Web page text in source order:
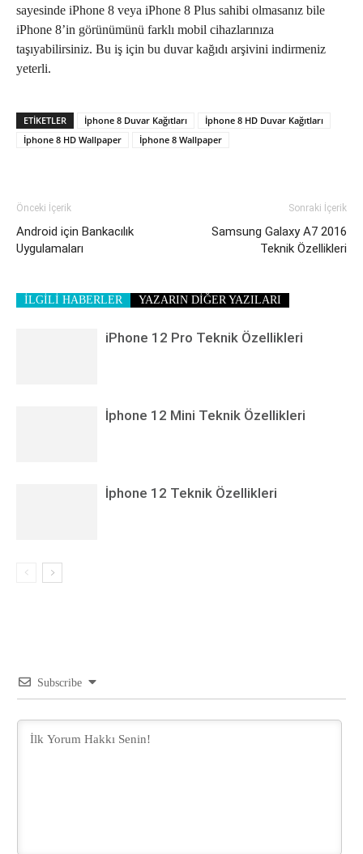
sayesinde iPhone 8 veya iPhone 8 Plus sahibi olmasanız bile
iPhone 8’in görünümünü farklı mobil cihazlarınıza
taşıyabilirsiniz. Bu iş için bu duvar kağıdı arşivini indirmeniz
yeterli.
ETIKETLER İphone 8 Duvar Kağıtları
İphone 8 HD Duvar Kağıtları
İphone 8 HD Wallpaper
İphone 8 Wallpaper
Önceki İçerik
Android için Bankacılık
Uygulamaları
Sonraki İçerik
Samsung Galaxy A7 2016
Teknik Özellikleri
İLGİLİ HABERLER YAZARIN DİĞER YAZILARI
iPhone 12 Pro Teknik Özellikleri
İphone 12 Mini Teknik Özellikleri
İphone 12 Teknik Özellikleri
Subscribe